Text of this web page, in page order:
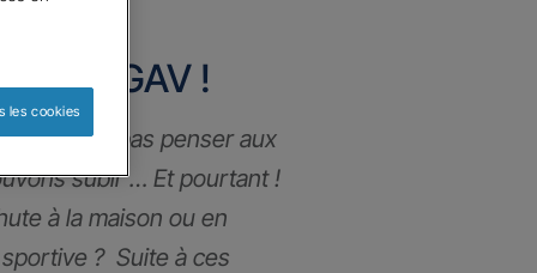
GAV !
n’aimons pas penser aux
subir … Et pourtant !
à la maison ou en
? Suite à ces
les cookies